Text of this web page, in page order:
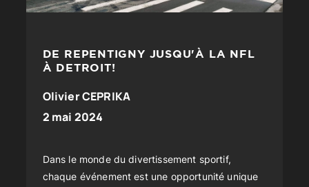
DE REPENTIGNY JUSQU'À LA NFL
À DETROIT!
Olivier CEPRIKA
2 mai 2024
Dans le monde du divertissement sportif,
chaque événement est une opportunité unique